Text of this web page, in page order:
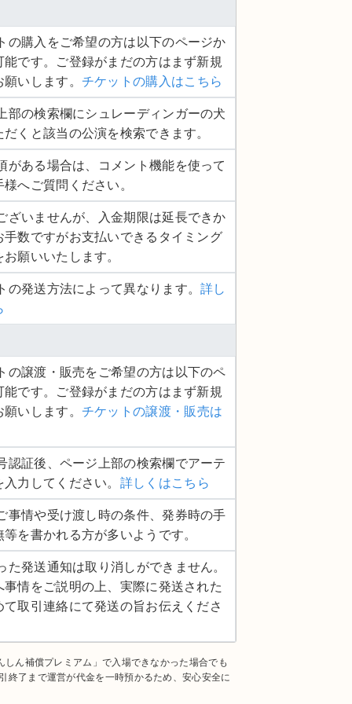
の購入をご希望の方は以下のページか
能です。ご登録がまだの方はまず新規
いします。 チケットの購入はこちら
部の検索欄にシュレーディンガーの犬
だくと該当の公演を検索できます。
がある場合は、コメント機能を使って
へご質問ください。
ざいませんが、入金期限は延長できか
手数ですがお支払いできるタイミング
願いいたします。
の発送方法によって異なります。詳し
の譲渡・販売をご希望の方は以下のペ
能です。ご登録がまだの方はまず新規
いします。 チケットの譲渡・販売は
認証後、ページ上部の検索欄でアーテ
力してください。 詳しくはこちら
事情や受け渡し時の条件、発券時の手
を書かれる方が多いようです。
た発送通知は取り消しができません。
事情をご説明の上、実際に発送された
て取引連絡にて発送の旨お伝えくださ
ん補償プレミアム」で入場できなかった場合でも
終了まで運営が代金を一時預かるため、安心安全に